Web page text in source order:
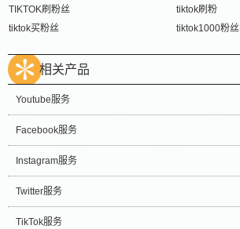
TIKTOK刷粉丝
tiktok刷粉
tiktok买粉丝
tiktok1000粉丝
相关产品
Youtube服务
Facebook服务
Instagram服务
Twitter服务
TikTok服务